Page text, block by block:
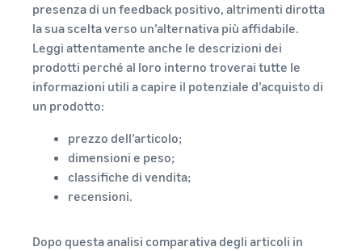
presenza di un feedback positivo, altrimenti dirotta
la sua scelta verso un’alternativa più affidabile.
Leggi attentamente anche le descrizioni dei
prodotti perché al loro interno troverai tutte le
informazioni utili a capire il potenziale d’acquisto di
un prodotto:
prezzo dell’articolo;
dimensioni e peso;
classifiche di vendita;
recensioni.
Dopo questa analisi comparativa degli articoli in